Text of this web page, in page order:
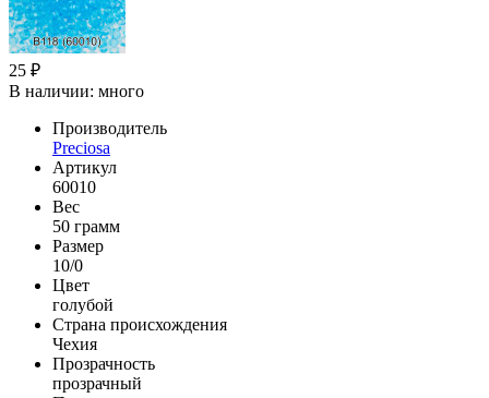
25 ₽
В наличии: много
Производитель
Preciosa
Артикул
60010
Вес
50 грамм
Размер
10/0
Цвет
голубой
Страна происхождения
Чехия
Прозрачность
прозрачный